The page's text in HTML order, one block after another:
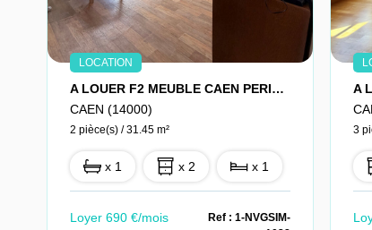
LOCATION
A LOUER F2 MEUBLE CAEN PERICENTRE PROCHE CAMPUS 1 ET 2
CAEN (14000)
2 pièce(s) / 31.45 m²
x 1 x 2 x 1
Loyer 690 €/mois
Ref : 1-NVGSIM-
3